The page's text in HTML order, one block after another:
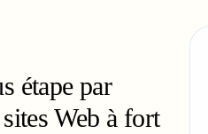
étape par
Web à fort